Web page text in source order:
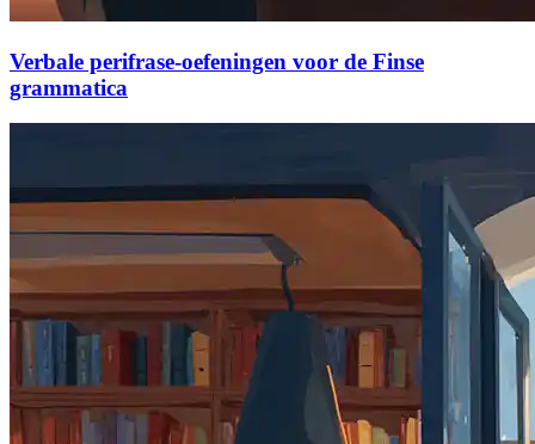
Verbale perifrase-oefeningen voor de Finse
grammatica